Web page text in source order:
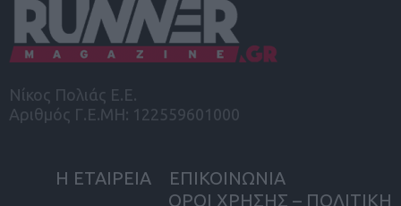
Νίκος Πολιάς Ε.Ε.
Αριθμός Γ.Ε.ΜΗ: 122559601000
Η ΕΤΑΙΡΕΙΑ
ΕΠΙΚΟΙΝΩΝΙΑ
ΟΡΟΙ ΧΡΗΣΗΣ – ΠΟΛΙΤΙΚΗ